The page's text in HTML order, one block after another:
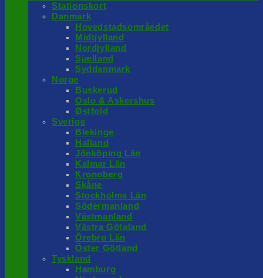
Stationskort
Danmark
Hovedstadsområedet
Midtjylland
Nordjylland
Sjælland
Syddanmark
Norge
Buskerud
Oslo & Askershus
Østfold
Sverige
Blekinge
Halland
Jönköping Län
Kalmar Län
Kronoberg
Skåne
Stockholms Län
Södermanland
Västmanland
Västra Götaland
Örebro Län
Öster Götland
Tyskland
Hamburg